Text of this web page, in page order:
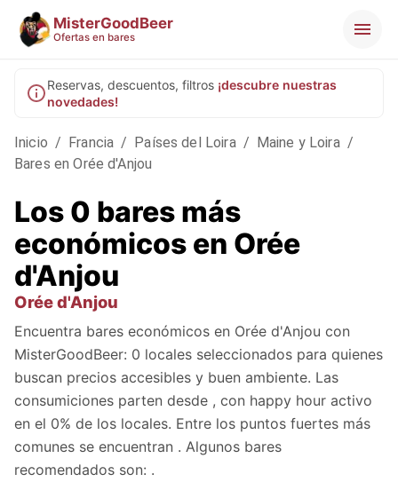
MisterGoodBeer
Ofertas en bares
Reservas, descuentos, filtros ¡descubre nuestras
novedades!
Inicio / Francia / Países del Loira / Maine y Loira /
Bares en Orée d'Anjou
Los 0 bares más
económicos en Orée
d'Anjou
Orée d'Anjou
Encuentra bares económicos en Orée d'Anjou con
MisterGoodBeer: 0 locales seleccionados para quienes
buscan precios accesibles y buen ambiente. Las
consumiciones parten desde , con happy hour activo
en el 0% de los locales. Entre los puntos fuertes más
comunes se encuentran . Algunos bares
recomendados son: .